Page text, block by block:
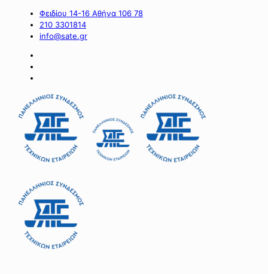
Φειδίου 14-16 Αθήνα 106 78
210 3301814
info@sate.gr